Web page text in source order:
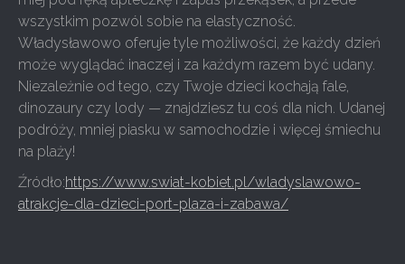
wszystkim pozwól sobie na elastyczność.
Władysławowo oferuje tyle możliwości, że każdy dzień
może wyglądać inaczej i za każdym razem być udany.
Niezależnie od tego, czy Twoje dzieci kochają fale,
dinozaury czy lody — znajdziesz tu coś dla nich. Udanej
podróży, mniej piasku w samochodzie i więcej śmiechu
na plaży!
Źródło:https://www.swiat-kobiet.pl/wladyslawowo-
atrakcje-dla-dzieci-port-plaza-i-zabawa/